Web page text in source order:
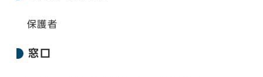
保護者
窓口